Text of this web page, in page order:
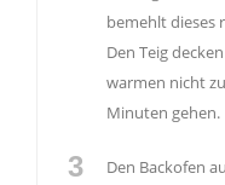
bemehlt dieses
Den Teig
warmen nicht
Minuten gehen.
3
Den Backofen